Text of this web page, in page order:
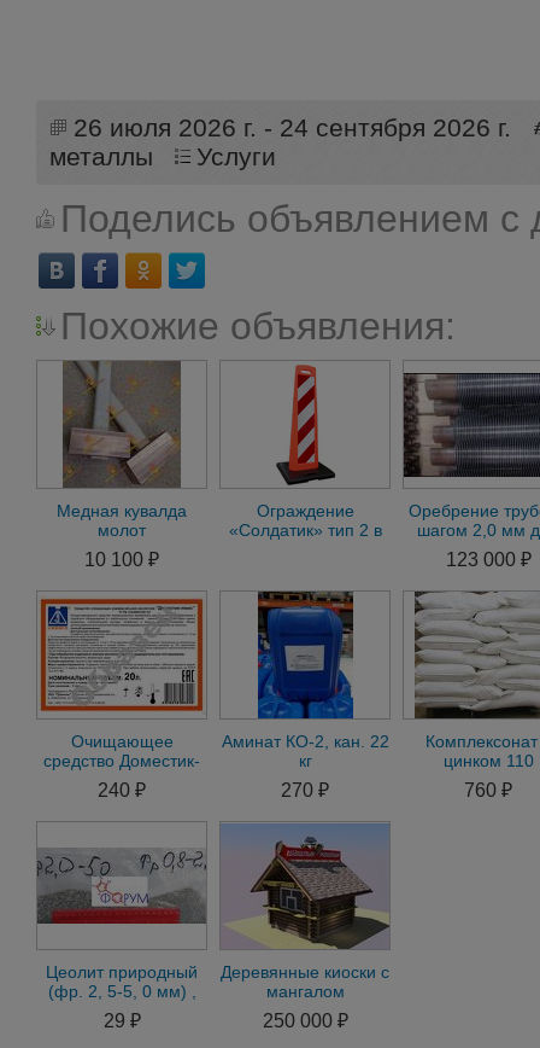
26 июля 2026 г. - 24 сентября 2026 г.
металлы
Услуги
Поделись объявлением с
Похожие объявления:
Медная кувалда
молот
искробезопасная 8 кг
10 100 ₽
Ограждение
«Солдатик» тип 2 в
Оребрение
шагом 2,0 мм
123 000 ₽
Очищающее
средство Доместик-
Ультра с пищевым
допуском, кан. 22 кг
240 ₽
Аминат КО-2, кан. 22
кг
270 ₽
цинком 110
Гидрохим от
меш. 25 кг
760 ₽
Цеолит природный
(фр. 2, 5-5, 0 мм) ,
меш. 50 кг
29 ₽
Деревянные киоски с
мангалом
250 000 ₽